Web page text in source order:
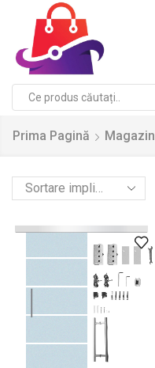
Prima Pagină Magazin